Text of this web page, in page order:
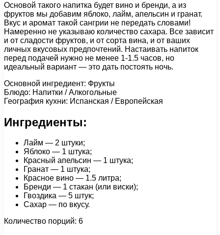
Основой такого напитка будет вино и бренди, а из
фруктов мы добавим яблоко, лайм, апельсин и гранат.
Вкус и аромат такой сангрии не передать словами!
Намеренно не указываю количество сахара. Все зависит
и от сладости фруктов, и от сорта вина, и от ваших
личных вкусовых предпочтений. Настаивать напиток
перед подачей нужно не менее 1-1.5 часов, но
идеальный вариант — это дать постоять ночь.
Основной ингредиент: Фрукты
Блюдо: Напитки / Алкогольные
География кухни: Испанская / Европейская
Ингредиенты:
Лайм — 2 штуки;
Яблоко — 1 штука;
Красный апельсин — 1 штука;
Гранат — 1 штука;
Красное вино — 1.5 литра;
Бренди — 1 стакан (или виски);
Гвоздика — 5 штук;
Сахар — по вкусу.
Количество порций: 6